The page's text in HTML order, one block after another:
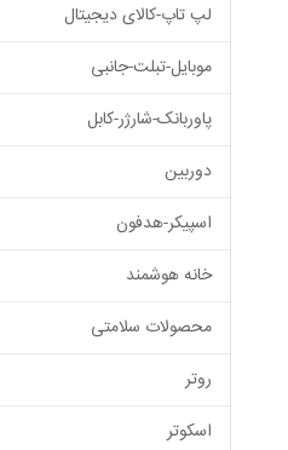
لپ تاپ-کالای دیجیتال
موبایل-تبلت-جانبی
پاوربانک-شارژر-کابل
دوربین
اسپیکر-هدفون
خانه هوشمند
محصولات سلامتی
روتر
اسکوتر